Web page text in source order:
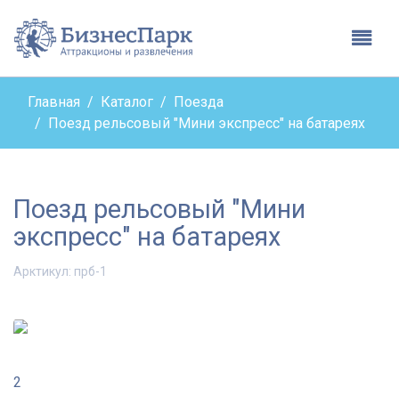
Бизнес парк -
Главная Каталог
Поезда
Поезд рельсовый "Мини экспресс" на батареях
Поезд рельсовый "Мини
экспресс" на батареях
Арктикул: прб-1
2